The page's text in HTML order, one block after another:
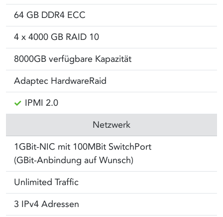
64 GB DDR4 ECC
4 x 4000 GB RAID 10
8000GB verfügbare Kapazität
Adaptec HardwareRaid
IPMI 2.0
Netzwerk
1GBit-NIC mit 100MBit SwitchPort
(GBit-Anbindung auf Wunsch)
Unlimited Traffic
3 IPv4 Adressen